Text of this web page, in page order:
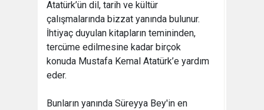
Atatürk’ün dil, tarih ve kültür
çalışmalarında bizzat yanında bulunur.
İhtiyaç duyulan kitapların temininden,
tercüme edilmesine kadar birçok
konuda Mustafa Kemal Atatürk’e yardım
eder.
Bunların yanında Süreyya Bey'in en